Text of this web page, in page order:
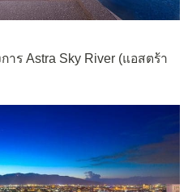
าร Astra Sky River (แอสตร้า